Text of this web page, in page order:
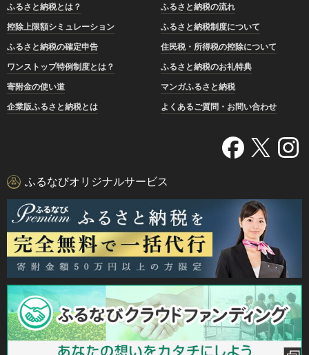
ふるさと納税とは？
ふるさと納税の流れ
控除上限額シミュレーション
ふるさと納税制度について
ふるさと納税の確定申告
住民税・所得税の控除について
ワンストップ特例制度とは？
ふるさと納税のお礼特典
寄附金の使い道
マンガふるさと納税
企業版ふるさと納税とは
よくあるご質問・お問い合わせ
ふるなびオリジナルサービス